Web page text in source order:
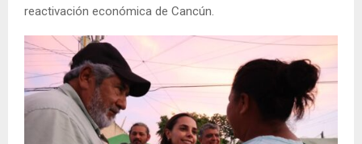
reactivación económica de Cancún.